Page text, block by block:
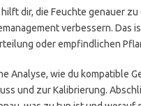
dir, die Feuchte genauer
verbessern. Das
oder empfindlichen
Analyse, wie du kompatible
und zur Kalibrierung.